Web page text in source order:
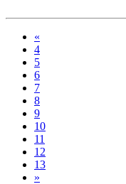
«
4
5
6
7
8
9
10
11
12
13
»